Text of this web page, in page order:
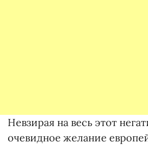
Невзирая на весь этот
очевидное желание